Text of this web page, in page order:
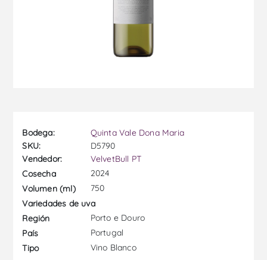
Bodega:
Quinta Vale Dona Maria
SKU:
D5790
Vendedor:
VelvetBull PT
Cosecha
2024
Volumen (ml)
750
Variedades de uva
Región
Porto e Douro
País
Portugal
Tipo
Vino Blanco